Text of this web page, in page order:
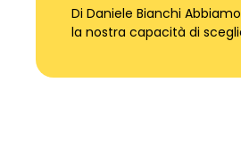
Di Daniele Bianchi
la nostra capacità di